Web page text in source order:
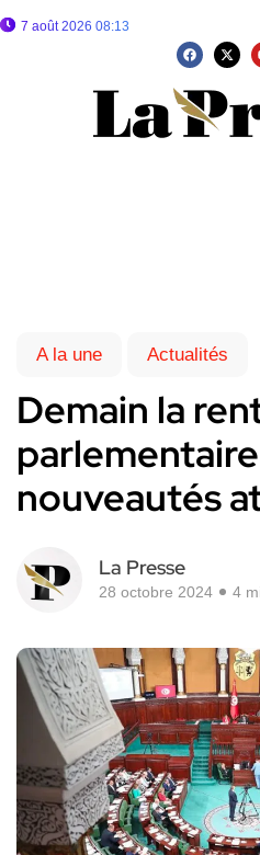
7 août 2026 08:13
A la une Actualités
Demain la
nouveautés
La Presse
28 octobre 2024 4